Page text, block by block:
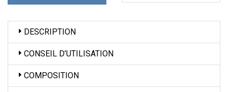
DESCRIPTION
CONSEIL D’UTILISATION
COMPOSITION